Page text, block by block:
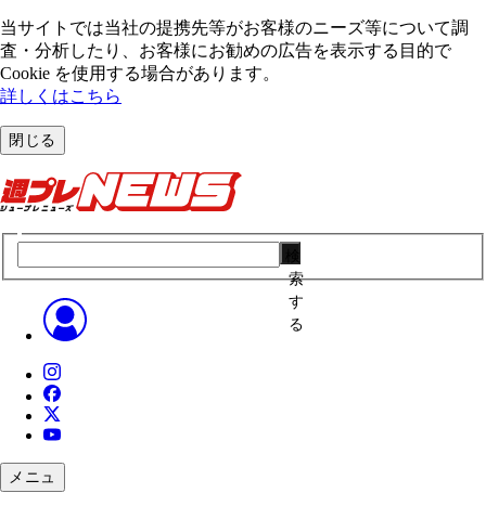
当サイトでは当社の提携先等がお客様のニーズ等について調
査・分析したり、お客様にお勧めの広告を表⽰する⽬的で
Cookie を使⽤する場合があります。
詳しくはこちら
閉じる
索
す
る
メニュ